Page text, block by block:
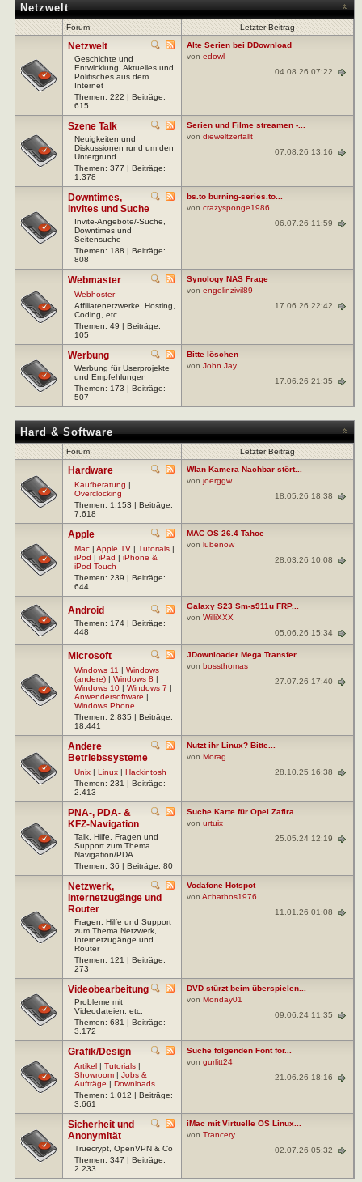
Netzwelt
Forum Letzter Beitrag
Netzwelt
Geschichte und
Entwicklung, Aktuelles und
Politisches aus dem
Internet
Themen: 222 | Beiträge:
615
Alte Serien bei DDownload
von edowl
04.08.26 07:22
Szene Talk
Neuigkeiten und
Diskussionen rund um den
Untergrund
Themen: 377 | Beiträge:
1.378
Serien und Filme streamen -...
von dieweltzerfällt
07.08.26 13:16
Downtimes,
Invites und Suche
Invite-Angebote/-Suche,
Downtimes und
Seitensuche
Themen: 188 | Beiträge:
808
bs.to burning-series.to...
von crazysponge1986
06.07.26 11:59
Webmaster
Webhoster
Affiliatenetzwerke, Hosting,
Coding, etc
Themen: 49 | Beiträge:
105
Synology NAS Frage
von engelinzivil89
17.06.26 22:42
Werbung
Werbung für Userprojekte
und Empfehlungen
Themen: 173 | Beiträge:
507
Bitte löschen
von John Jay
17.06.26 21:35
Hard & Software
Forum Letzter Beitrag
Hardware
Kaufberatung |
Overclocking
Themen: 1.153 | Beiträge:
7.618
Wlan Kamera Nachbar stört...
von joerggw
18.05.26 18:38
Apple
Mac | Apple TV | Tutorials |
iPod | iPad | iPhone &
iPod Touch
Themen: 239 | Beiträge:
644
MAC OS 26.4 Tahoe
von lubenow
28.03.26 10:08
Android
Themen: 174 | Beiträge:
448
Galaxy S23 Sm-s911u FRP...
von WilliXXX
05.06.26 15:34
Microsoft
Windows 11 | Windows
(andere) | Windows 8 |
Windows 10 | Windows 7 |
Anwendersoftware |
Windows Phone
Themen: 2.835 | Beiträge:
18.441
JDownloader Mega Transfer...
von bossthomas
27.07.26 17:40
Andere
Betriebssysteme
Unix | Linux | Hackintosh
Themen: 231 | Beiträge:
2.413
Nutzt ihr Linux? Bitte...
von Morag
28.10.25 16:38
PNA-, PDA- &
KFZ-Navigation
Talk, Hilfe, Fragen und
Support zum Thema
Navigation/PDA
Themen: 36 | Beiträge: 80
Suche Karte für Opel Zafira...
von urtuix
25.05.24 12:19
Netzwerk,
Internetzugänge und
Router
Fragen, Hilfe und Support
zum Thema Netzwerk,
Internetzugänge und
Router
Themen: 121 | Beiträge:
273
Vodafone Hotspot
von Achathos1976
11.01.26 01:08
Videobearbeitung
Probleme mit
Videodateien, etc.
Themen: 681 | Beiträge:
3.172
DVD stürzt beim überspielen...
von Monday01
09.06.24 11:35
Grafik/Design
Artikel | Tutorials |
Showroom | Jobs &
Aufträge | Downloads
Themen: 1.012 | Beiträge:
3.661
Suche folgenden Font for...
von gurlitt24
21.06.26 18:16
Sicherheit und
Anonymität
Truecrypt, OpenVPN & Co
Themen: 347 | Beiträge:
2.233
iMac mit Virtuelle OS Linux...
von Trancery
02.07.26 05:32